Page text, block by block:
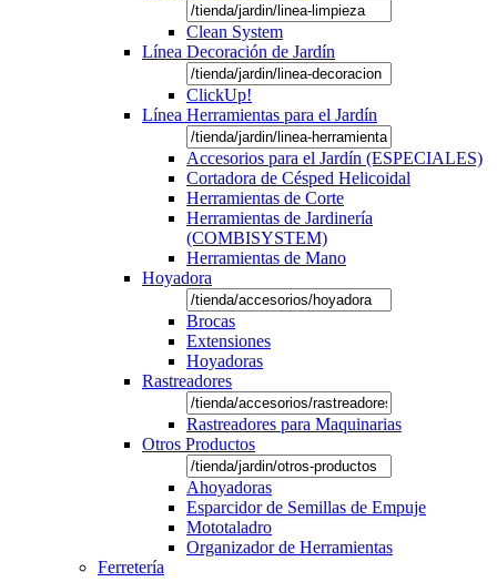
Clean System
Línea Decoración de Jardín
ClickUp!
Línea Herramientas para el Jardín
Accesorios para el Jardín (ESPECIALES)
Cortadora de Césped Helicoidal
Herramientas de Corte
Herramientas de Jardinería
(COMBISYSTEM)
Herramientas de Mano
Hoyadora
Brocas
Extensiones
Hoyadoras
Rastreadores
Rastreadores para Maquinarias
Otros Productos
Ahoyadoras
Esparcidor de Semillas de Empuje
Mototaladro
Organizador de Herramientas
Ferretería